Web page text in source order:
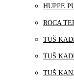
HUPPE
ROCA
TUŠ
TUŠ
TUŠ